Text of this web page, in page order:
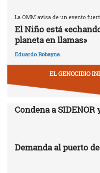
La OMM avisa de un evento
El Niño está
planeta en llamas»
Eduardo Robayna
EL GENOCIDIO
Condena a SIDENOR
Demanda al puerto